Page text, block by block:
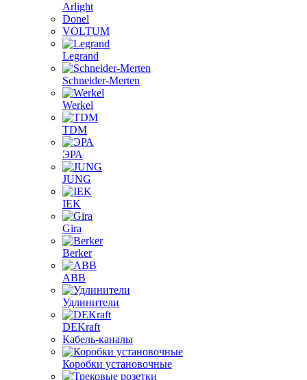
Arlight
Donel
VOLTUM
Legrand
Schneider-Merten
Werkel
TDM
ЭРА
JUNG
IEK
Gira
Berker
ABB
Удлинители
DEKraft
Кабель-каналы
Коробки установочные